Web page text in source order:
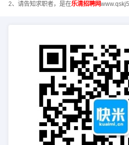
2、请告知求职者，是在乐清招聘网